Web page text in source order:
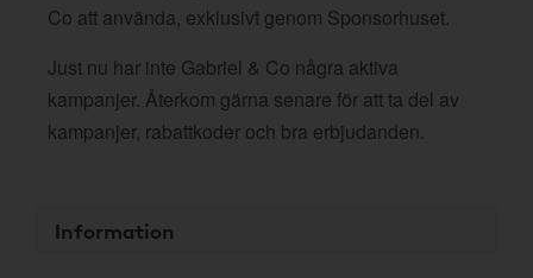
Co att använda, exklusivt genom Sponsorhuset.
Just nu har inte Gabriel & Co några aktiva
kampanjer. Återkom gärna senare för att ta del av
kampanjer, rabattkoder och bra erbjudanden.
Information